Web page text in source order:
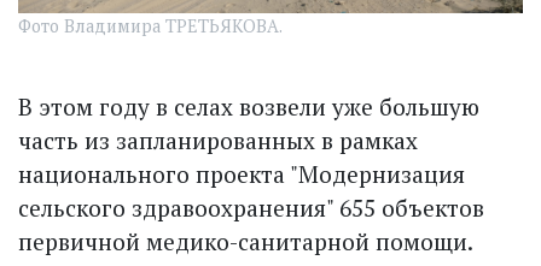
Фото Владимира ТРЕТЬЯКОВА.
В этом году в селах возвели уже большую
часть из запланированных в рамках
национального проекта "Модернизация
сельского здравоохранения" 655 объектов
первичной медико-санитарной помощи.